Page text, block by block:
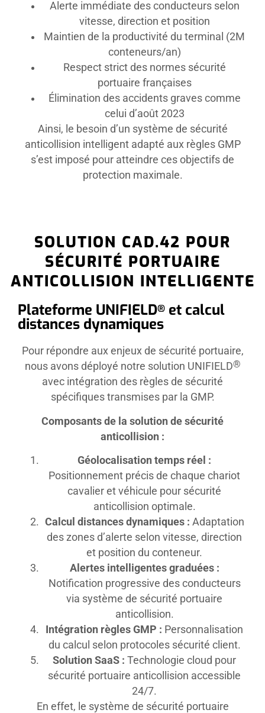
Alerte immédiate des conducteurs selon
vitesse, direction et position
Maintien de la productivité du terminal (2M
conteneurs/an)
Respect strict des normes sécurité
portuaire françaises
Élimination des accidents graves comme
celui d’août 2023
Ainsi, le besoin d’un système de sécurité
anticollision intelligent adapté aux règles GMP
s’est imposé pour atteindre ces objectifs de
protection maximale.
SOLUTION CAD.42 POUR
SÉCURITÉ PORTUAIRE
ANTICOLLISION INTELLIGENTE
Plateforme UNIFIELD® et calcul
distances dynamiques
Pour répondre aux enjeux de sécurité portuaire,
nous avons déployé notre solution UNIFIELD®
avec intégration des règles de sécurité
spécifiques transmises par la GMP.
Composants de la solution de sécurité
anticollision :
Géolocalisation temps réel :
Positionnement précis de chaque chariot
cavalier et véhicule pour sécurité
anticollision optimale.
Calcul distances dynamiques : Adaptation
des zones d’alerte selon vitesse, direction
et position du conteneur.
Alertes intelligentes graduées :
Notification progressive des conducteurs
via système de sécurité portuaire
anticollision.
Intégration règles GMP : Personnalisation
du calcul selon protocoles sécurité client.
Solution SaaS : Technologie cloud pour
sécurité portuaire anticollision accessible
24/7.
En effet, le système de sécurité portuaire